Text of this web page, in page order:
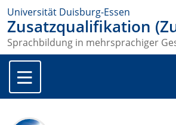
Universität Duisburg-Essen
Zusatzqualifikation
Sprachbildung in mehrsprachiger